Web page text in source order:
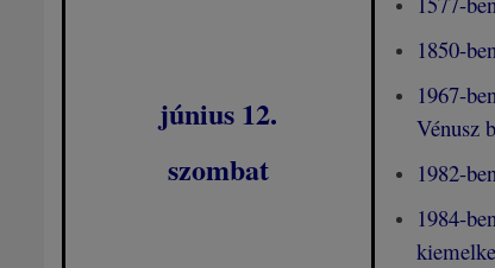
június 12.
szombat
1850-
1967-
Vénusz
1982-
1984-